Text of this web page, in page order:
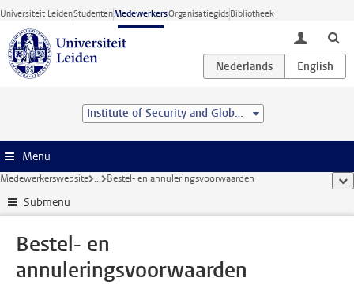
Ga direct naar de inhoud
Universiteit LeidenStudentenMedewerkersOrganisatiegidsBibliotheek
toggle
Institute of Security and Global Affairs
Menu
Medewerkerswebsite ... Bestel- en annuleringsvoorwaarden
Submenu
Bestel- en
annuleringsvoorwaarden